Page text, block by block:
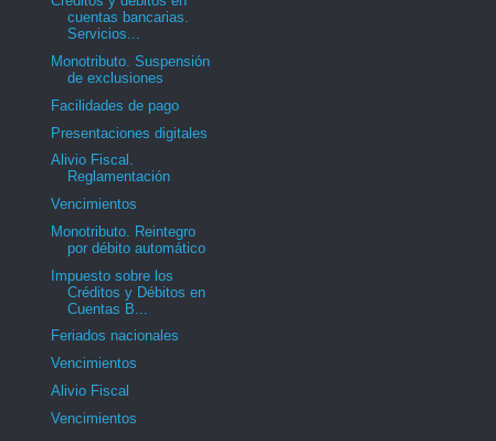
cuentas bancarias.
Servicios...
Monotributo. Suspensión
de exclusiones
Facilidades de pago
Presentaciones digitales
Alivio Fiscal.
Reglamentación
Vencimientos
Monotributo. Reintegro
por débito automático
Impuesto sobre los
Créditos y Débitos en
Cuentas B...
Feriados nacionales
Vencimientos
Alivio Fiscal
Vencimientos